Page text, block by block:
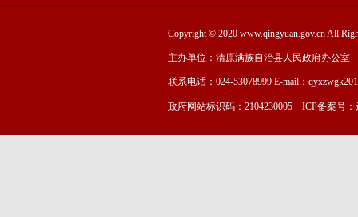
Copyright © 2020 www.qingyuan.gov.cn All
主办单位：清原满族自治县人民政府办公室
联系电话：024-53078999 E-mail：
政府网站标识码：2104230005 ICP备案号：